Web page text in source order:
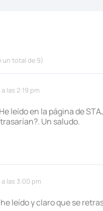
un total de 9)
las 2:19 pm
leído en la página de
Un saludo.
las 3:00 pm
leído y claro que se